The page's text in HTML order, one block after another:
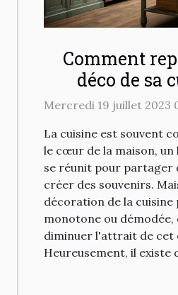
Comment
déco de sa
Mercredi 19 juillet 2023
La cuisine est souvent
le cœur de la maison, un
se réunit pour partager
créer des souvenirs.
décoration de la cuisine
monotone ou démodée,
diminuer l'attrait de cet
Heureusement, il existe